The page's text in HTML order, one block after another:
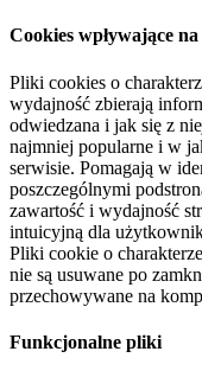
Cookies wpływające
Pliki cookies o
wydajność zbierają
odwiedzana i jak się z
najmniej popularne i w
serwisie. Pomagają w
poszczególnymi
zawartość i wydajność
intuicyjną dla
Pliki cookie o
nie są usuwane po
przechowywane na
Funkcjonalne pliki